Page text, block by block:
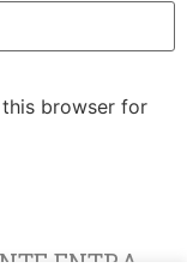
this browser for